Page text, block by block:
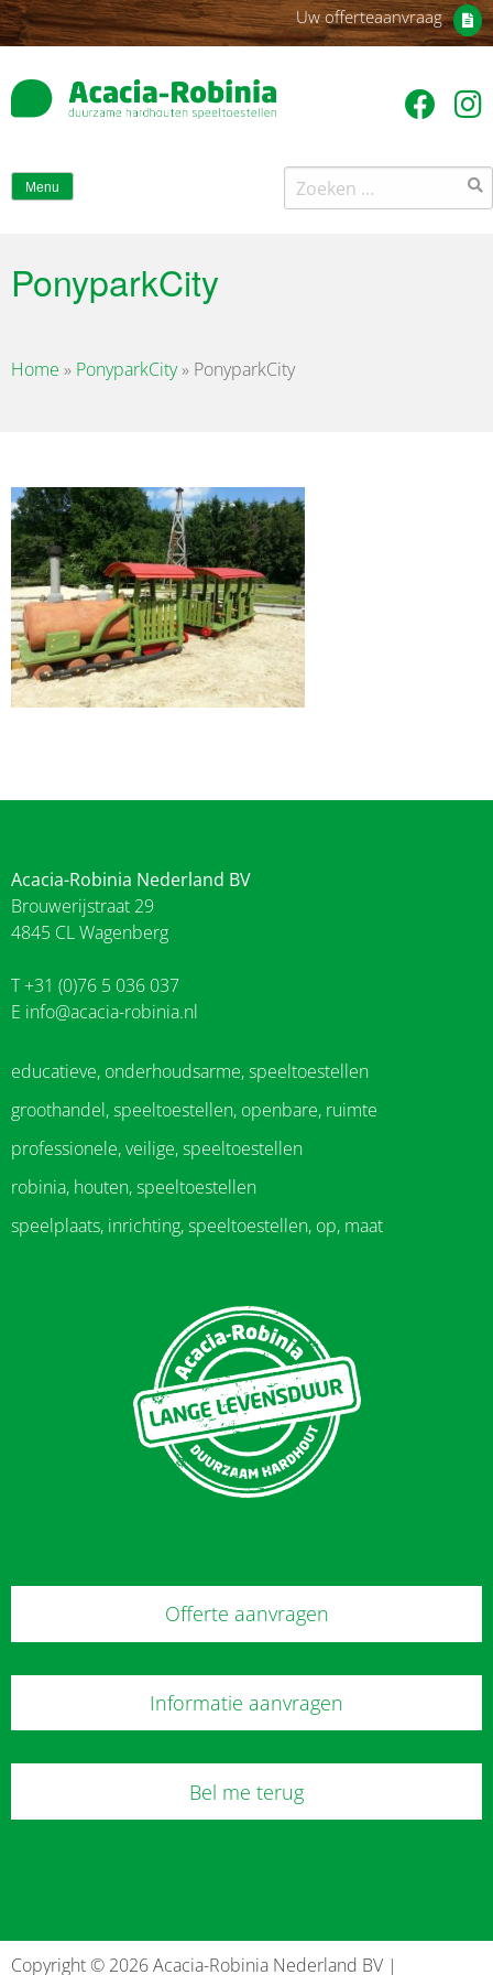
Uw offerteaanvraag
Menu
Zoeken
naar:
PonyparkCity
Home » PonyparkCity» PonyparkCity
Acacia-Robinia Nederland BV
Brouwerijstraat 29
4845 CL Wagenberg
T +31 (0)76 5 036 037
E info@acacia-robinia.nl
educatieve, onderhoudsarme, speeltoestellen
groothandel, speeltoestellen, openbare, ruimte
professionele, veilige, speeltoestellen
robinia, houten, speeltoestellen
speelplaats, inrichting, speeltoestellen, op, maat
Offerte aanvragen
Informatie aanvragen
Bel me terug
Copyright © 2026 Acacia-Robinia Nederland BV |